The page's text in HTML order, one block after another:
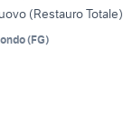
(Restauro Totale)
(FG)